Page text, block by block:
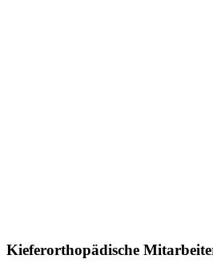
Kieferorthopädische